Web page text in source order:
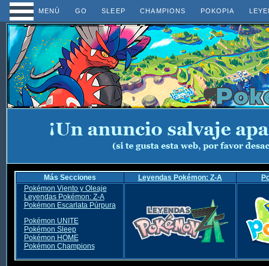
MENÚ GO SLEEP CHAMPIONS POKOPIA
Más Secciones Leyendas Pokémon: Z-A
Pokémon Viento y Oleaje
Leyendas Pokémon: Z-A
Pokémon Escarlata Púrpura
Pokémon UNITE
Pokémon Sleep
Pokémon HOME
Pokémon Champions